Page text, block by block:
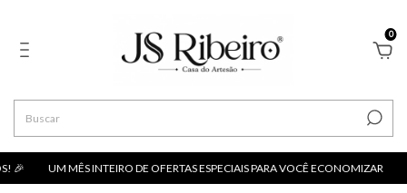
0
🎉 UM MÊS INTEIRO DE OFERTAS ESPECIAIS PARA VOCÊ ECONOMIZAR